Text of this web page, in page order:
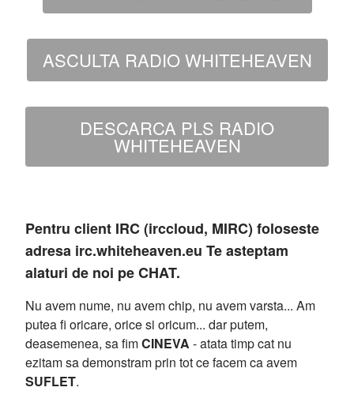
ASCULTA RADIO WHITEHEAVEN
DESCARCA PLS RADIO
WHITEHEAVEN
Pentru client IRC (irccloud, MIRC) foloseste
adresa irc.whiteheaven.eu Te asteptam
alaturi de noi pe CHAT.
Nu avem nume, nu avem chip, nu avem varsta... Am
putea fi oricare, orice si oricum... dar putem,
deasemenea, sa fimCINEVA - atata timp cat nu
ezitam sa demonstram prin tot ce facem ca avem
SUFLET.